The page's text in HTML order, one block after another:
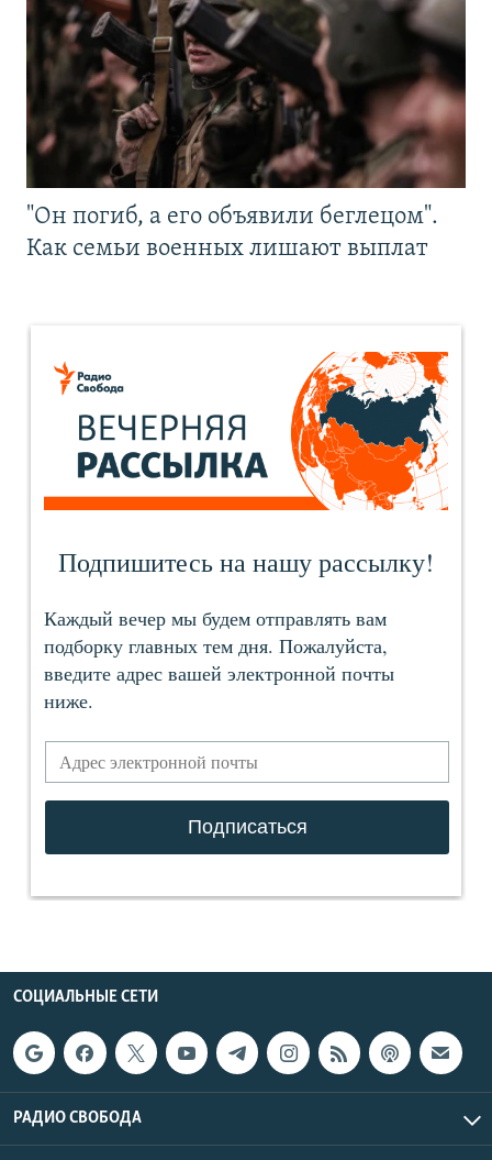
"Он погиб, а его объявили беглецом".
Как семьи военных лишают выплат
СОЦИАЛЬНЫЕ СЕТИ
РАДИО СВОБОДА